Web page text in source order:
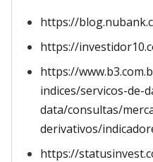
https://
https://
https://
indices/servicos-de-
data/consultas/
derivativos/
https://